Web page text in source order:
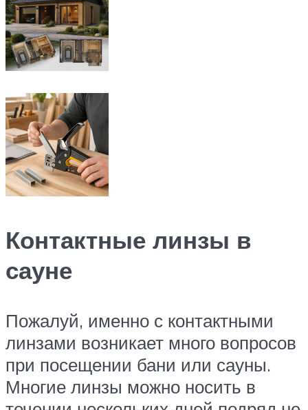
Контактные линзы в
сауне
Пожалуй, именно с контактными
линзами возникает много вопросов
при посещении бани или сауны.
Многие линзы можно носить в